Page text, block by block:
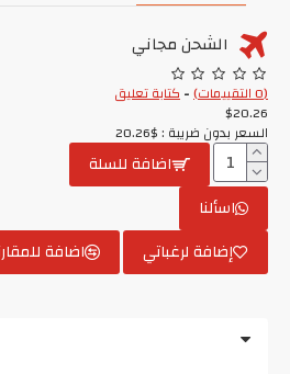
الشحن مجاني
(0 التقييمات) -كتابة تعليق
$20.26
السعر بدون ضريبة : $20.26
اضافة للسلة
اسألنا
إضافة لرغباتي
اضافة